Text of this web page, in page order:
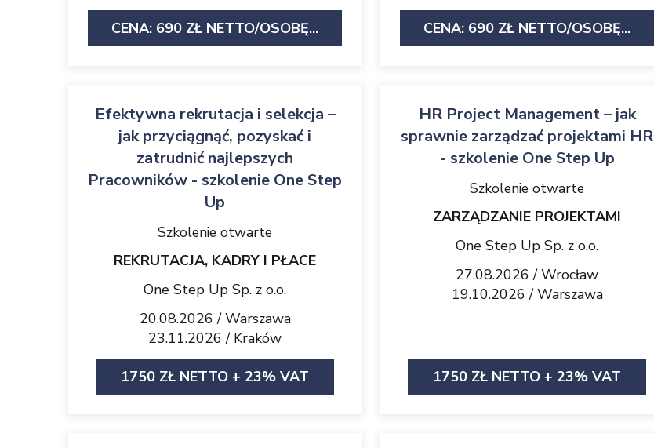
CENA: 690 ZŁ NETTO/OSOBĘ... CENA: 690 ZŁ NETTO/OSOBĘ...
Efektywna rekrutacja i selekcja –
jak przyciągnąć, pozyskać i
zatrudnić najlepszych
Pracowników - szkolenie One Step
Up
Szkolenie otwarte
REKRUTACJA, KADRY I PŁACE
One Step Up Sp. z o.o.
20.08.2026 / Warszawa
23.11.2026 / Kraków
1750 ZŁ NETTO + 23% VAT
HR Project Management – jak
sprawnie zarządzać projektami HR
- szkolenie One Step Up
Szkolenie otwarte
ZARZĄDZANIE PROJEKTAMI
One Step Up Sp. z o.o.
27.08.2026 / Wrocław
19.10.2026 / Warszawa
1750 ZŁ NETTO + 23% VAT